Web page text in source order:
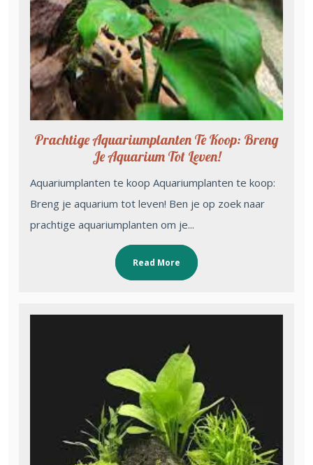
Prachtige Aquariumplanten Te Koop: Breng
Je Aquarium Tot Leven!
Aquariumplanten te koop Aquariumplanten te koop:
Breng je aquarium tot leven! Ben je op zoek naar
prachtige aquariumplanten om je...
Read More